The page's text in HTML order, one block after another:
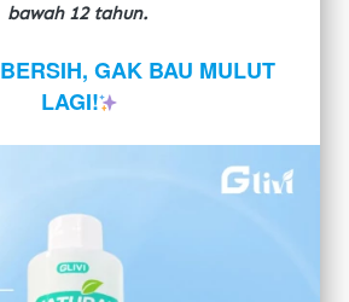
bawah 12 tahun.
GAK BAU MULUT
LAGI!